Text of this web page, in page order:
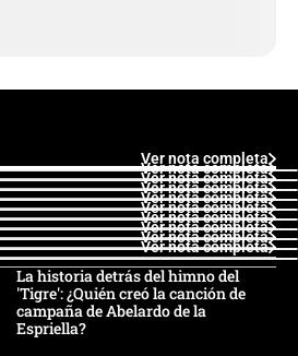
Ver nota completa
Ver nota completa
Ver nota completa
Ver nota completa
Ver nota completa
Ver nota completa
Ver nota completa
Ver nota completa
Ver nota completa
Ver nota completa
La historia detrás del himno del
'Tigre': ¿Quién creó la canción de
campaña de Abelardo de la
Espriella?